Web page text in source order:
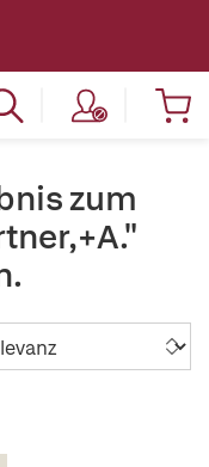
zum